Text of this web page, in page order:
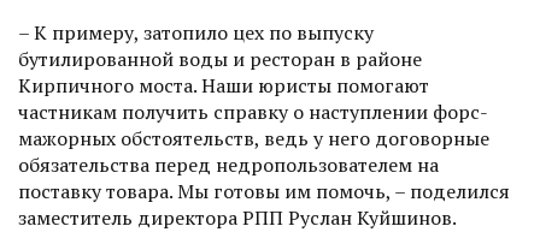
– К примеру, затопило цех по выпуску
бутилированной воды и рес­торан в районе
Кирпичного моста. Наши юристы помогают
частникам получить справку о наступлении форс-
мажорных обстоятельств, ведь у него договорные
обязательства перед недропользователем на
поставку товара. Мы готовы им помочь, – поделился
заместитель директора РПП Руслан Куйшинов.